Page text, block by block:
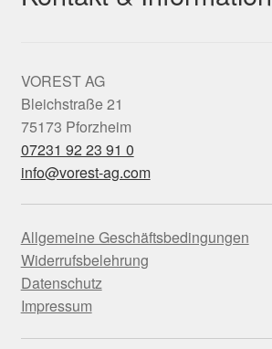
VOREST AG
Bleichstraße 21
75173 Pforzheim
07231 92 23 91 0
info@vorest-ag.com
Allgemeine Geschäftsbedingungen
Widerrufsbelehrung
Datenschutz
Impressum